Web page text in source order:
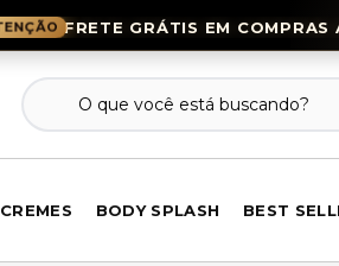
FRETE GRÁTIS EM
CREMES BODY SPLASH BEST